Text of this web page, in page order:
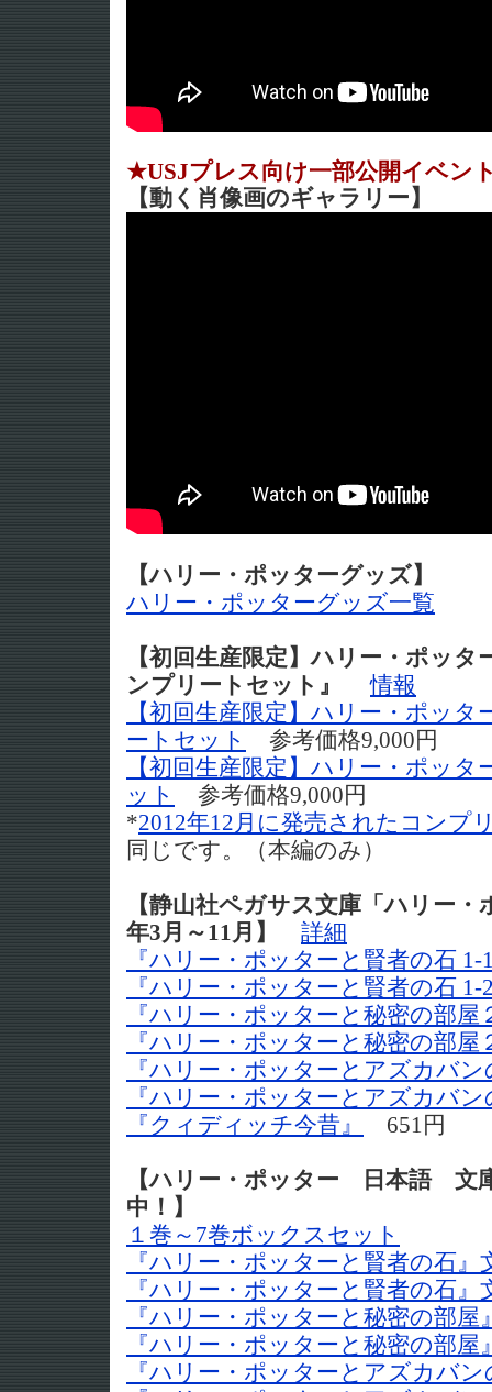
★USJプレス向け一部公開イベン
【動く肖像画のギャラリー】
【ハリー・ポッターグッズ】
ハリー・ポッターグッズ一覧
【初回生産限定】ハリー・ポッ
ンプリートセット』
情報
【初回生産限定】ハリー・ポッ
ートセット
参考価格9,000円
【初回生産限定】ハリー・ポッ
ット
参考価格9,000円
*2012年12月に発売されたコンプ
同じです。（本編のみ）
【静山社ペガサス文庫「ハリー・
年3月～11月】 詳細
『ハリー・ポッターと賢者の石 1-
『ハリー・ポッターと賢者の石 1-
『ハリー・ポッターと秘密の部屋
『ハリー・ポッターと秘密の部屋
『ハリー・ポッターとアズカバ
『ハリー・ポッターとアズカバ
『クィディッチ今昔』
651円
【ハリー・ポッター 日本語 文
中！】
１巻～7巻ボックスセット
『ハリー・ポッターと賢者の石』
『ハリー・ポッターと賢者の石』
『ハリー・ポッターと秘密の部屋
『ハリー・ポッターと秘密の部屋
『ハリー・ポッターとアズカバ